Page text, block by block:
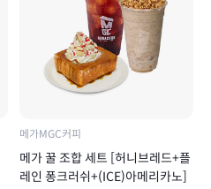
메가MGC커피
메가 꿀 조합 세트 [허니브레드+플
레인 퐁크러쉬+(ICE)아메리카노]